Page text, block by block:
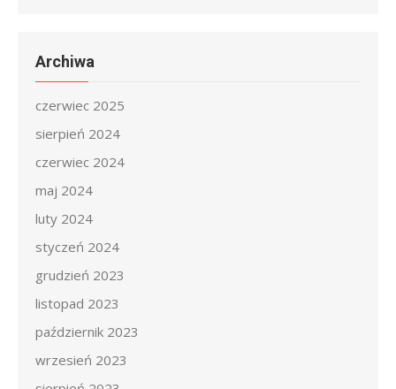
Archiwa
czerwiec 2025
sierpień 2024
czerwiec 2024
maj 2024
luty 2024
styczeń 2024
grudzień 2023
listopad 2023
październik 2023
wrzesień 2023